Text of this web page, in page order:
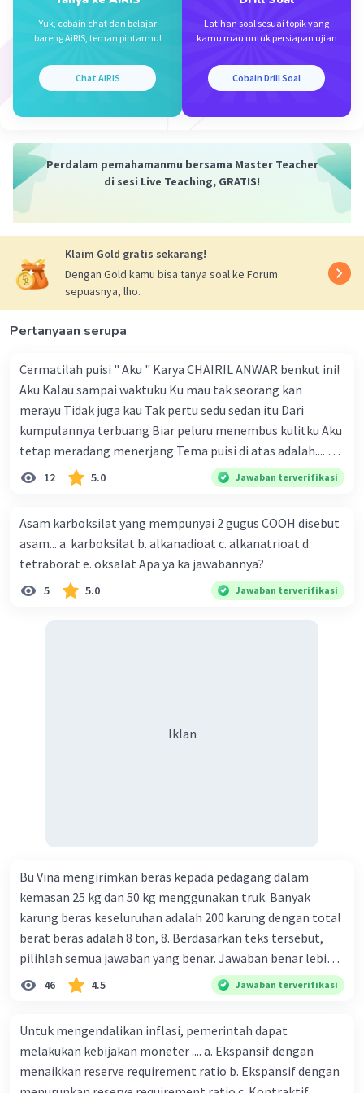
Beri Rating·0.0(0 Balas
Yuk, cobain chat dan belajar
bareng AiRIS, teman pintarmu!
Chat AiRIS
Latihan soal sesuai topik yang
kamu mau untuk persiapan ujian
Cobain Drill Soal
Perdalam pemahamanmu bersama Master Teacher
di sesi Live Teaching, GRATIS!
Klaim Gold gratis sekarang!
Dengan Gold kamu bisa tanya soal ke Forum
sepuasnya, lho.
Pertanyaan serupa
Cermatilah puisi " Aku " Karya CHAIRIL ANWAR benkut ini!
Aku Kalau sampai waktuku Ku mau tak seorang kan
merayu Tidak juga kau Tak pertu sedu sedan itu Dari
kumpulannya terbuang Biar peluru menembus kulitku Aku
tetap meradang menerjang Tema puisi di atas adalah.... A.
ketekunan dan kemauan seseorang dalam
memperjuangan hak dirinya B. kemauan untuk hidup
mendapatkan cinta sejati D. seseorang yang tidak mau
diganggu oleh siapapun E. kepasrahan kepada keadaan
yang sedang terjadi
12 5.0 Jawaban terverifikasi
Asam karboksilat yang mempunyai 2 gugus COOH disebut
asam... a. karboksilat b. alkanadioat c. alkanatrioat d.
tetraborat e. oksalat Apa ya ka jawabannya?
5 5.0 Jawaban terverifikasi
Iklan
Bu Vina mengirimkan beras kepada pedagang dalam
kemasan 25 kg dan 50 kg menggunakan truk. Banyak
karung beras keseluruhan adalah 200 karung dengan total
berat beras adalah 8 ton, 8. Berdasarkan teks tersebut,
pilihlah semua jawaban yang benar. Jawaban benar lebih
dari satu. Banyak karung beras kemasan 25 kg adalah 50
buah. Banyak karung beras kemasan 50 kg adalah 150
ton. Perbandingan berat beras kemasan 25 kg dan 50 kg
dalam truk adalah 1: 3. 9. Berdasarkan teks tersebut, jika
biaya setiap beras karung kecil adalah Rp7.500 dan karung
46 4.5 Jawaban terverifikasi
Untuk mengendalikan inflasi, pemerintah dapat
melakukan kebijakan moneter .... a. Ekspansif dengan
menaikkan reserve requirement ratio b. Ekspansif dengan